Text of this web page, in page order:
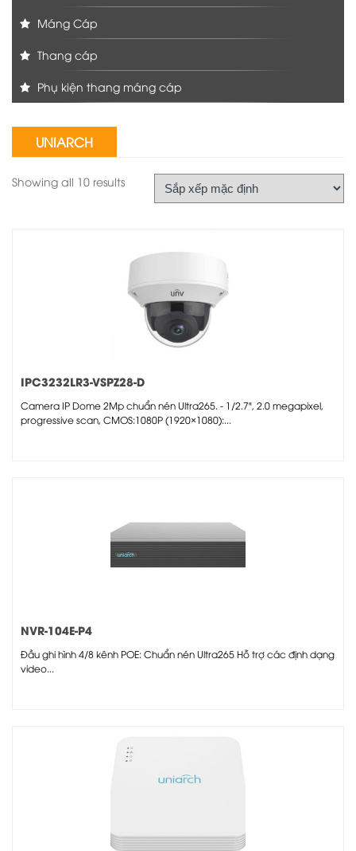
Máng Cáp
Thang cáp
Phụ kiện thang máng cáp
UNIARCH
Showing all 10 results
IPC3232LR3-VSPZ28-D
Camera IP Dome 2Mp chuẩn nén Ultra265. - 1/2.7", 2.0 megapixel,
progressive scan, CMOS:1080P (1920×1080):...
NVR-104E-P4
Đầu ghi hình 4/8 kênh POE: Chuẩn nén Ultra265 Hỗ trợ các định dạng
video...